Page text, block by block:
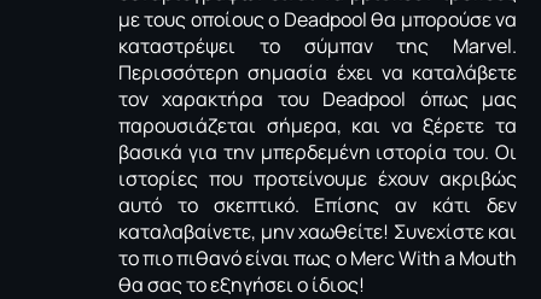
με τους οποίους ο Deadpool θα μπορούσε να
καταστρέψει το σύμπαν της Marvel.
Περισσότερη σημασία έχει να καταλάβετε
τον χαρακτήρα του Deadpool όπως μας
παρουσιάζεται σήμερα, και να ξέρετε τα
βασικά για την μπερδεμένη ιστορία του. Οι
ιστορίες που προτείνουμε έχουν ακριβώς
αυτό το σκεπτικό. Επίσης αν κάτι δεν
καταλαβαίνετε, μην χαωθείτε! Συνεχίστε και
το πιο πιθανό είναι πως ο Μerc With a Mouth
θα σας το εξηγήσει ο ίδιος!